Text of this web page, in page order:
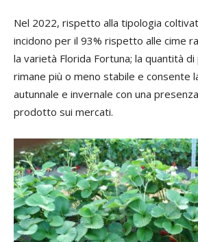
Nel 2022, rispetto alla tipologia
incidono per il 93% rispetto alle cime
la varietà Florida Fortuna; la quantità
rimane più o meno stabile e consente
autunnale e invernale con una
prodotto sui mercati.